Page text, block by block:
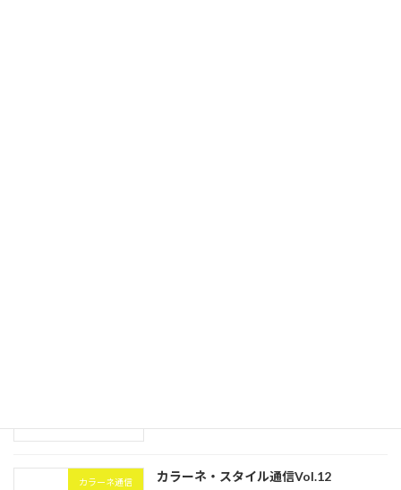
カラーネ通信 カラーネ・スタイル通信Vol.12